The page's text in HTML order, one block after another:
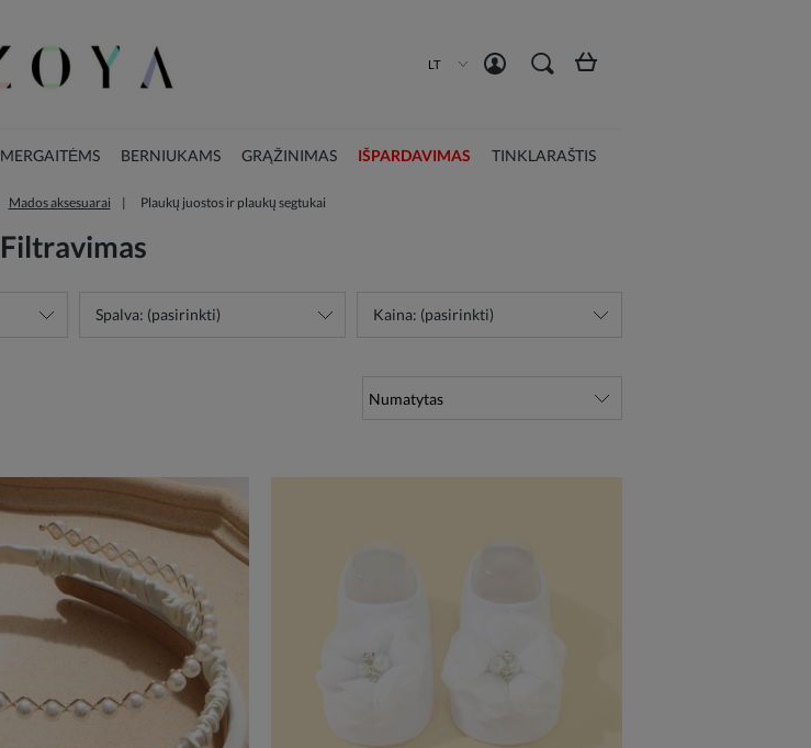
LT
MERGAITĖMS BERNIUKAMS GRĄŽINIMAS IŠPARDAVIMAS TINKLARAŠTIS
Mados aksesuarai Plaukų juostos ir plaukų segtukai
Filtravimas
Spalva: (pasirinkti) Kaina: (pasirinkti)